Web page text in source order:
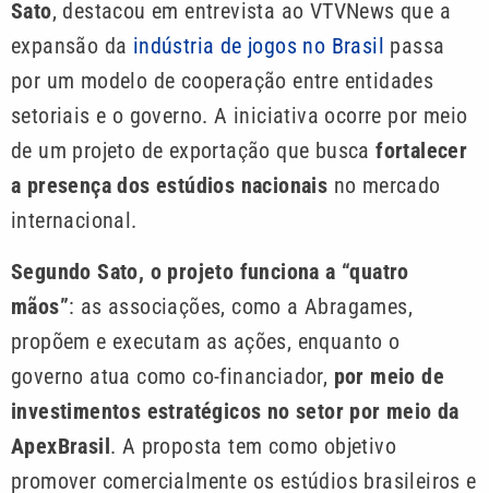
Sato, destacou em entrevista ao VTVNews que a
expansão da indústria de jogos no Brasil passa
por um modelo de cooperação entre entidades
setoriais e o governo. A iniciativa ocorre por meio
de um projeto de exportação que buscafortalecer
a presença dos estúdios nacionais no mercado
internacional.
Segundo Sato, o projeto funciona a “quatro
mãos”: as associações, como a Abragames,
propõem e executam as ações, enquanto o
governo atua como co-financiador, por meio de
investimentos estratégicos no setor por meio da
ApexBrasil. A proposta tem como objetivo
promover comercialmente os estúdios brasileiros e